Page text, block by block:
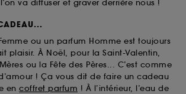
va diffuser et graver derrière nous !
ou un parfum Homme est toujours
plaisir. À Noël, pour la Saint-Valentin,
ou la Fête des Pères... C’est comme
! Ça vous dit de faire un cadeau
en coffret parfum ! À l’intérieur, l’eau de